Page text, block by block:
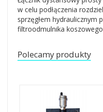
w celu podłączenia
sprzęgłem hydraulicznym
filtroodmulnika
Polecamy produkty